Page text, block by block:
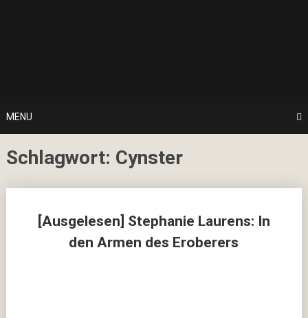
MENU
Schlagwort: Cynster
[Ausgelesen] Stephanie Laurens: In
den Armen des Eroberers
navigation